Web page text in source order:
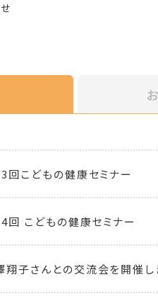
回こどもの健康セミナー
回 こどもの健康セミナー
翔子さんとの交流会を開催し